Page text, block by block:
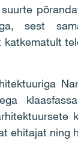
sest
ehitajat ning